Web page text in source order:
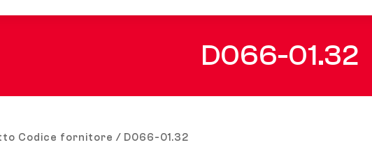
D066-01.32
Codice fornitore / D066-01.32